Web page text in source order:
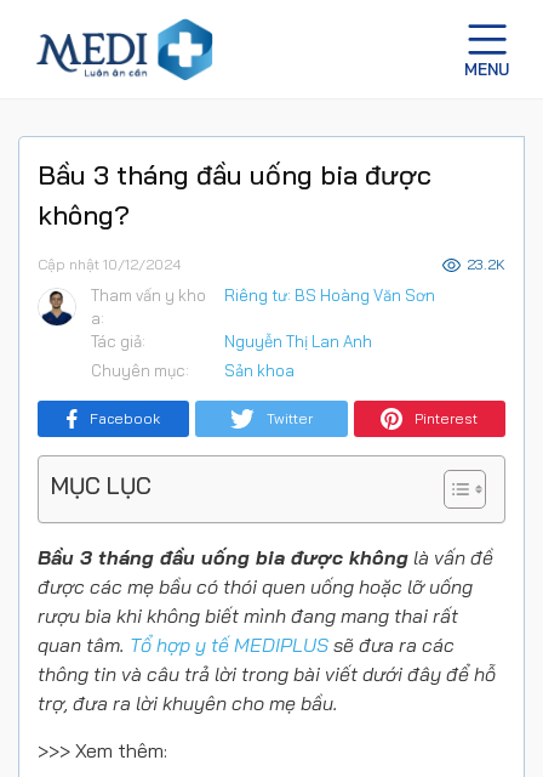
Bầu 3 tháng đầu uống bia được
không?
Cập nhật 10/12/2024 23.2K
Tham vấn y kho
a:
Riêng tư: BS Hoàng Văn Sơn
Tác giả:
Nguyễn Thị Lan Anh
Chuyên mục:
Sản khoa
Facebook Twitter Pinterest
MỤC LỤC
Bầu 3 tháng đầu uống bia được không là vấn đề
được các mẹ bầu có thói quen uống hoặc lỡ uống
rượu bia khi không biết mình đang mang thai rất
quan tâm. Tổ hợp y tế MEDIPLUS sẽ đưa ra các
thông tin và câu trả lời trong bài viết dưới đây để hỗ
trợ, đưa ra lời khuyên cho mẹ bầu.
>>> Xem thêm: